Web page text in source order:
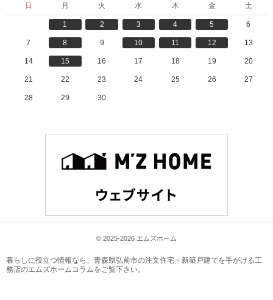
日 月 火 水 木 金 土
1 2 3 4 5 6
7 8 9 10 11 12 13
14 15 16 17 18 19 20
21 22 23 24 25 26 27
28 29 30
© 2025-2026 エムズホーム
暮らしに役立つ情報なら、 青森県弘前市の注文住宅・新築戸建てを手がける工
務店のエムズホームコラムをご覧下さい。